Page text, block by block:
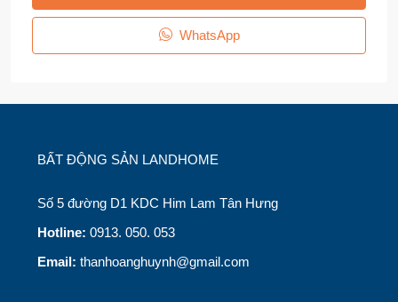
WhatsApp
BẤT ĐỘNG SẢN LANDHOME
Số 5 đường D1 KDC Him Lam Tân Hưng
Hotline: 0913. 050. 053
Email: thanhoanghuynh@gmail.com